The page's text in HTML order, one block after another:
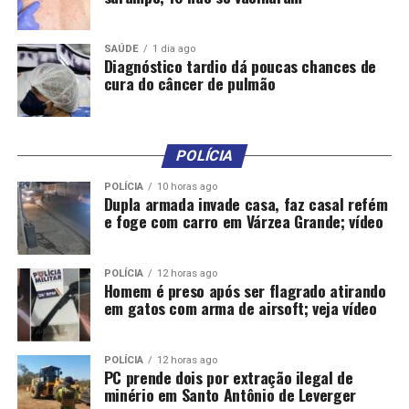
Nesta quarta-feira (22), Nísia se reúne com
representantes de conselhos, sociedade civil, sindicatos,
federações, instituições de saúde, associações e
especialistas no intuito de alinhar estratégias e ações de
“A reunião é mais uma medida do Ministério da Saúde –
por meio do COE Dengue – para articulação conjunta de
ações estratégicas e monitoramento do cenário
epidemiológico em todo o país”, informou o ministério.
Estão previstas as seguintes participações:
– Conselho Federal de Medicina;
– Conselho Federal de Enfermagem;
– Conselho Federal de Farmácia;
SAÚDE 1 dia ago
Diagnóstico tardio dá poucas chances de
cura do câncer de pulmão
POLÍCIA
POLÍCIA 10 horas ago
Dupla armada invade casa, faz casal refém
e foge com carro em Várzea Grande; vídeo
POLÍCIA 12 horas ago
Homem é preso após ser flagrado atirando
em gatos com arma de airsoft; veja vídeo
POLÍCIA 12 horas ago
PC prende dois por extração ilegal de
minério em Santo Antônio de Leverger